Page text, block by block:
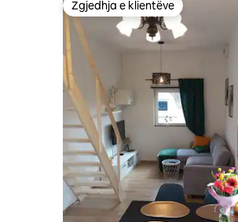
Zgjedhja e klientëve
Zgjedhja e klientëve